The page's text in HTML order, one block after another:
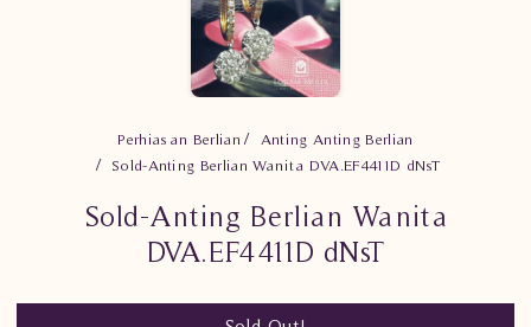
Perhiasan Berlian
Anting Anting Berlian
Sold-Anting Berlian Wanita DVA.EF4411D dNsT
Sold-Anting Berlian Wanita
DVA.EF4411D dNsT